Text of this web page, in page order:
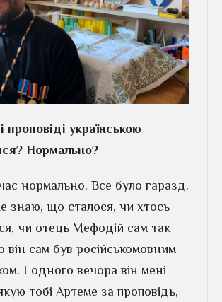
проповіді українською
Нормально?
нормально. Все було гаразд.
знаю, що сталося, чи хтось
чи отець Мефодій сам так
він сам був російськомовним
І одного вечора він мені
тобі Артеме за проповідь,